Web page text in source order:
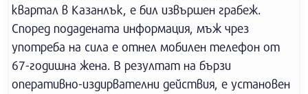
квартал в Казанлък, е бил извършен грабеж.
Според подадената информация, мъж чрез
употреба на сила е отнел мобилен телефон от
67-годишна жена. В резултат на бързи
оперативно-издирвателни действия, е установен